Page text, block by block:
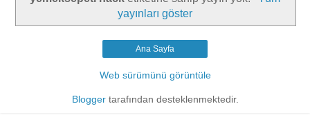
yayınları göster
Ana Sayfa
Web sürümünü görüntüle
Bloggertarafından desteklenmektedir.